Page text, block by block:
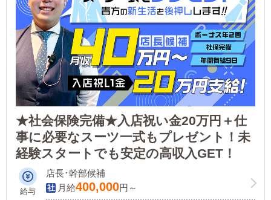
★社会保険完備★入店祝い金20万円＋仕
事に必要なスーツ一式もプレゼント！未
経験スタートでも安定の高収入GET！
給与
店長･幹部候補
月給400,000円～